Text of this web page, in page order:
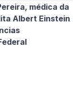
médica da
Albert Einstein